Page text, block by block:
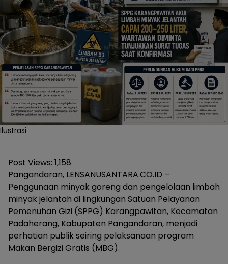
Ilustrasi
Post Views: 1,158
Pangandaran, LENSANUSANTARA.CO.ID –
Penggunaan minyak goreng dan pengelolaan limbah
minyak jelantah di lingkungan Satuan Pelayanan
Pemenuhan Gizi (SPPG) Karangpawitan, Kecamatan
Padaherang, Kabupaten Pangandaran, menjadi
perhatian publik seiring pelaksanaan program
Makan Bergizi Gratis (MBG).